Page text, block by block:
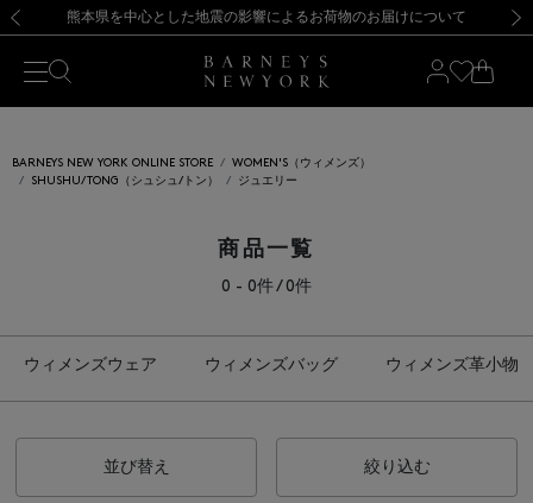
新規登録のお客様も対象！＜MY BARNEYS＞会員のお客様は11,000円（税込）以上のお買上げで常時送料無料！お買い物の際は会員登録を！
【夏季休業に伴う返品・交換承り一時停止のお知らせ】（2026.8.5）
熊本県を中心とした地震の影響によるお荷物のお届けについて
【開催中】SUMMER SALEのご案内・ご注意事項 新規登録のお客様も対象！＜MY BARNEYS＞会員のお客様は11,000円（税込）以上のお買上げで常時送料無料！お買い物の際は会員登録を！
【夏季休業に伴う返品・交換承り一時停止のお知らせ】（2026.8.5）
BARNEYS NEW YORK ONLINE STORE
WOMEN'S（ウィメンズ）
SHUSHU/TONG（シュシュ/トン）
ジュエリー
商品一覧
0 - 0件 / 0件
ウィメンズウェア ウィメンズバッグ ウィメンズ革小物
並び替え 絞り込む